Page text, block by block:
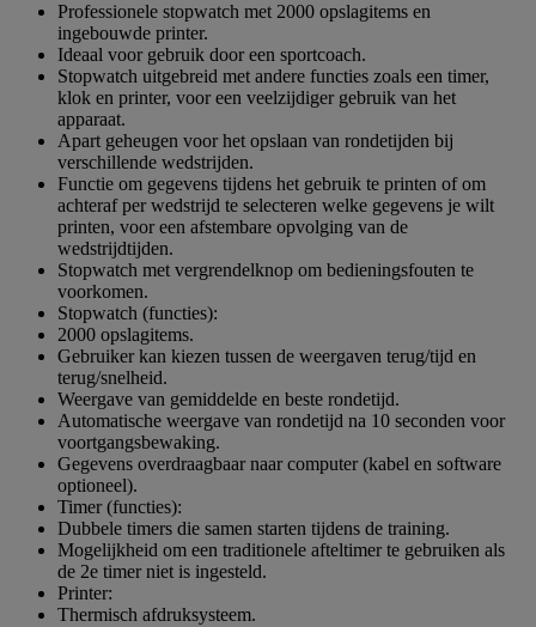
sterren.
Professionele stopwatch met 2000 opslagitems en
ingebouwde printer.
Ideaal voor gebruik door een sportcoach.
Stopwatch uitgebreid met andere functies zoals een timer,
klok en printer, voor een veelzijdiger gebruik van het
apparaat.
Apart geheugen voor het opslaan van rondetijden bij
verschillende wedstrijden.
Functie om gegevens tijdens het gebruik te printen of om
achteraf per wedstrijd te selecteren welke gegevens je wilt
printen, voor een afstembare opvolging van de
wedstrijdtijden.
Stopwatch met vergrendelknop om bedieningsfouten te
voorkomen.
Stopwatch (functies):
2000 opslagitems.
Gebruiker kan kiezen tussen de weergaven terug/tijd en
terug/snelheid.
Weergave van gemiddelde en beste rondetijd.
Automatische weergave van rondetijd na 10 seconden voor
voortgangsbewaking.
Gegevens overdraagbaar naar computer (kabel en software
optioneel).
Timer (functies):
Dubbele timers die samen starten tijdens de training.
Mogelijkheid om een traditionele afteltimer te gebruiken als
de 2e timer niet is ingesteld.
Printer:
Thermisch afdruksysteem.